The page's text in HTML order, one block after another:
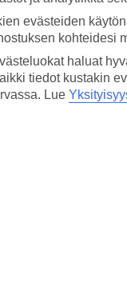
evästeiden
kohteidesi
haluat
tiedot kustakin
Lue